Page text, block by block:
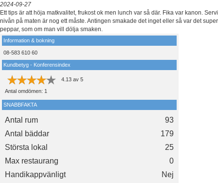
2024-09-27
Ett tips är att höja matkvalitet, frukost ok men lunch var så där. Fika var kanon.
nivån på maten är nog ett måste. Antingen smakade det inget eller så var det
peppar, som om man vill dölja smaken.
Information & bokning
08-583 610 60
Kundbetyg - Konferensindex
4.13 av 5
Antal omdömen: 1
SNABBFAKTA
Antal rum
93
Antal bäddar
179
Största lokal
25
Max restaurang
0
Handikappvänligt
Nej